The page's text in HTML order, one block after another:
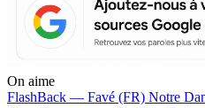
On aime
FlashBack — Favé (FR) Notre